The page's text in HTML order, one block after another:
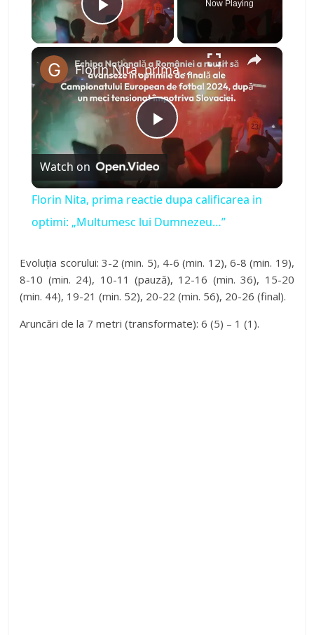
Play Video
Now Playing
×
P
l
a
y
V
Florin Nita, prima reactie dupa calificarea in optimi: „Multumesc lui Dumnezeu…”
Watch on
Florin Nita, prima reactie dupa calificarea in
optimi: „Multumesc lui Dumnezeu…”
Evoluția scorului: 3-2 (min. 5), 4-6 (min. 12), 6-8 (min. 19),
8-10 (min. 24), 10-11 (pauză), 12-16 (min. 36), 15-20
(min. 44), 19-21 (min. 52), 20-22 (min. 56), 20-26 (final).
Aruncări de la 7 metri (transformate): 6 (5) – 1 (1).